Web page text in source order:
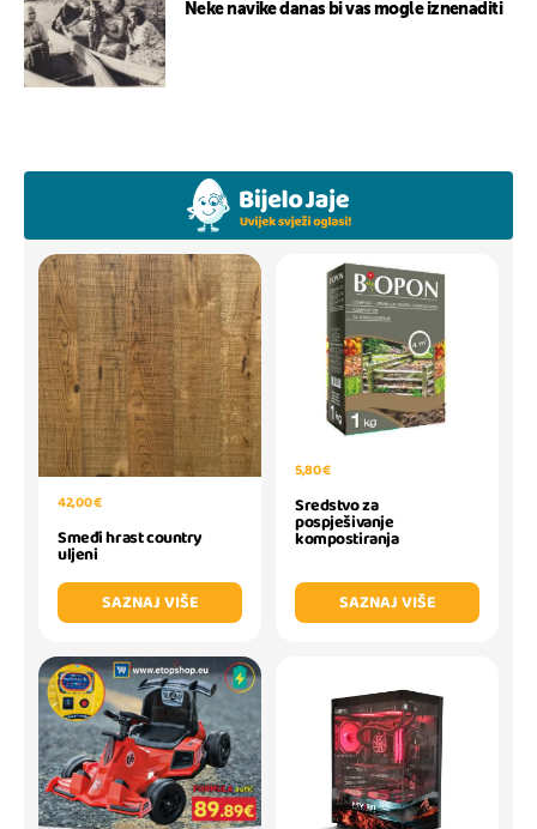
Neke navike danas bi vas mogle iznenaditi
42,00 €
Smeđi hrast country
uljeni
SAZNAJ VIŠE
5,80 €
Sredstvo za
pospješivanje
kompostiranja
SAZNAJ VIŠE